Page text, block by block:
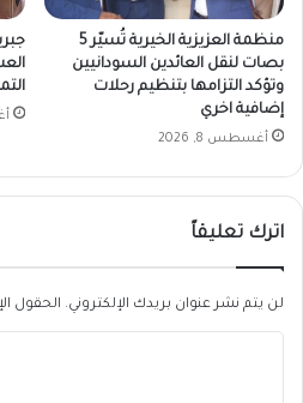
منظمة العزيزية الخيرية تُسيّر 5
بصات لنقل العائدين السودانيين
وتؤكد التزامها بتنظيم رحلات
إضافية اخري
أغسطس 8, 2026
اترك تعليقاً
لن يتم نشر عنوان بريدك الإلكتروني. الحقول